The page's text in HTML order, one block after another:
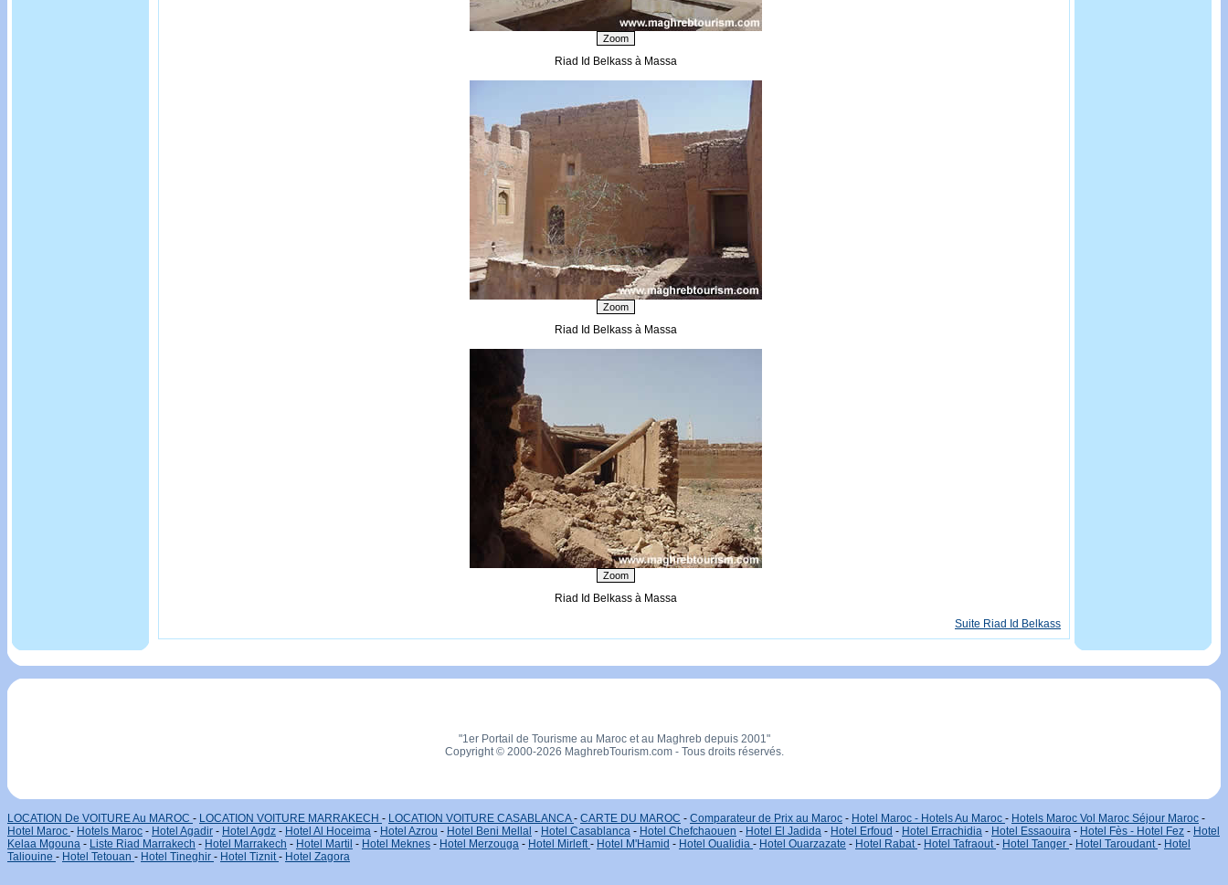
Riad Id Belkass à Massa
Riad Id Belkass à Massa
Riad Id Belkass à Massa
Suite Riad Id Belkass
"1er Portail de Tourisme au Maroc et au Maghreb depuis 2001"
Copyright © 2000-2026 MaghrebTourism.com - Tous droits réservés.
LOCATION De VOITURE Au MAROC - LOCATION VOITURE MARRAKECH - LOCATION VOITURE CASABLANCA- CARTE DU MAROC - Comparateur de Prix au Maroc - Hotel Maroc - Hotels Au Maroc - Hotels Maroc Vol Maroc Séjour Maroc -
Hotel Maroc - Hotels Maroc - Hotel Agadir - Hotel Agdz - Hotel Al Hoceima - Hotel Azrou - Hotel Beni Mellal - Hotel Casablanca - Hotel Chefchaouen - Hotel El Jadida - Hotel Erfoud - Hotel Errachidia - Hotel Essaouira - Hotel Fès - Hotel Fez - Hotel
Kelaa Mgouna - Liste Riad Marrakech - Hotel Marrakech - Hotel Martil - Hotel Meknes - Hotel Merzouga - Hotel Mirleft- Hotel M'Hamid - Hotel Oualidia - Hotel Ouarzazate - Hotel Rabat- Hotel Tafraout- Hotel Tanger - Hotel Taroudant- Hotel
Taliouine - Hotel Tetouan - Hotel Tineghir - Hotel Tiznit- Hotel Zagora